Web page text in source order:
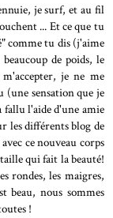
je surf, et au fil
... Et ce que tu
comme tu dis (j'aime
de poids, le
je ne me
(une sensation que je
fallu l'aide d'une amie
les différents blog de
ce nouveau corps
qui fait la beauté!
rondes, les maigres,
beau, nous sommes
!